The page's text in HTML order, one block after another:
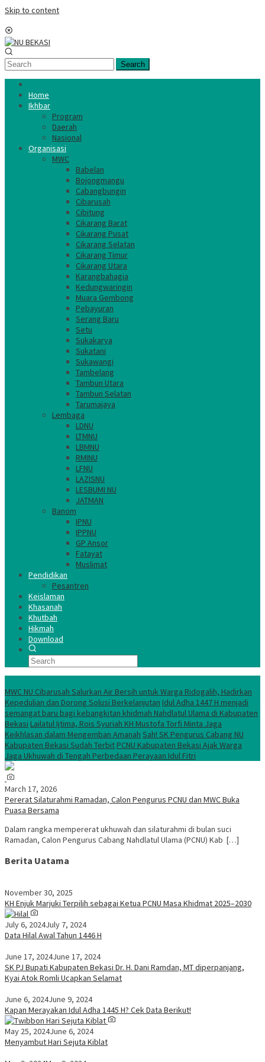
Skip to content
Search
Home
Ikhbar
Program
Daerah
Nasional
Organisasi
MWC
Babelan
Bojongmangu
Cabangbungin
Cibarusah
Cibitung
Cikarang Barat
Cikarang Pusat
Cikarang Selatan
Cikarang Timur
Cikarang Utara
Karangbahagia
Kedungwaringin
Muara Gembong
Pebayuran
Serang Baru
Setu
Sukakarya
Sukatani
Sukawangi
Tambelang
Tambun Utara
Tambun Selatan
Tarumajaya
Lembaga
LDNU
LTMNU
LBMNU
RMINU
LFNU
LAZISNU
LESBUMI NU
JATMAN
Banom
IPNU
IPPNU
GP Ansor
Fatayat
Muslimat
Pendidikan
Pesantren
Keislaman
Khasanah
Khutbah
Hikmah
Download
MWC NU Cibarusah Salurkan Air Bersih untuk Warga Ridogalih, Hadirkan
Kepedulian dan Dorong Solusi Berkelanjutan Idul Adha 1447 H menjadi
semangat baru bagi kebangkitan khidmah Nahdlatul Ulama di Kabupaten
Bekasi Lailatul Ijtima, Rois Syuriah KH Mustofa Torfi Minta Jaga
Keikhlasan dalam Mengemban Amanah Sah! SK Pengurus Cabang NU
Kabupaten Bekasi Sudah Terbit PCNU Kabupaten Bekasi Ajak Warga
Jaga Ukhuwah di Tengah Perbedaan Perayaan Idul Fitri
March 17, 2026
Pererat Silaturahmi Ramadan, Calon Pengurus PCNU dan MWC Buka
Puasa Bersama
Dalam rangka mempererat ukhuwah dan silaturahmi di bulan suci
Ramadan, Calon Pengurus Cabang Nahdlatul Ulama (PCNU) Kab […]
Berita Uatama
November 30, 2025
KH Enjuk Marjuki Terpilih sebagai Ketua PCNU Masa Khidmat 2025–2030
July 6, 2024July 7, 2024
Data Hilal Awal Tahun 1446 H
June 17, 2024June 17, 2024
SK PJ Bupati Kabupaten Bekasi Dr. H. Dani Ramdan, MT diperpanjang,
Kyai Atok Romli Ucapkan Selamat
June 6, 2024June 9, 2024
Kapan Merayakan Idul Adha 1445 H? Cek Data Berikut!
May 25, 2024June 6, 2024
Menyambut Hari Sejuta Kiblat